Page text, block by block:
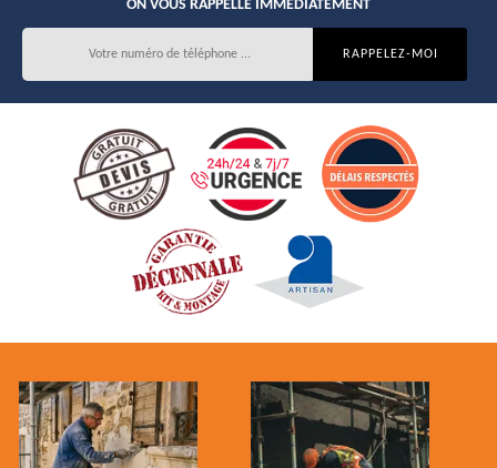
ON VOUS RAPPELLE IMMEDIATEMENT